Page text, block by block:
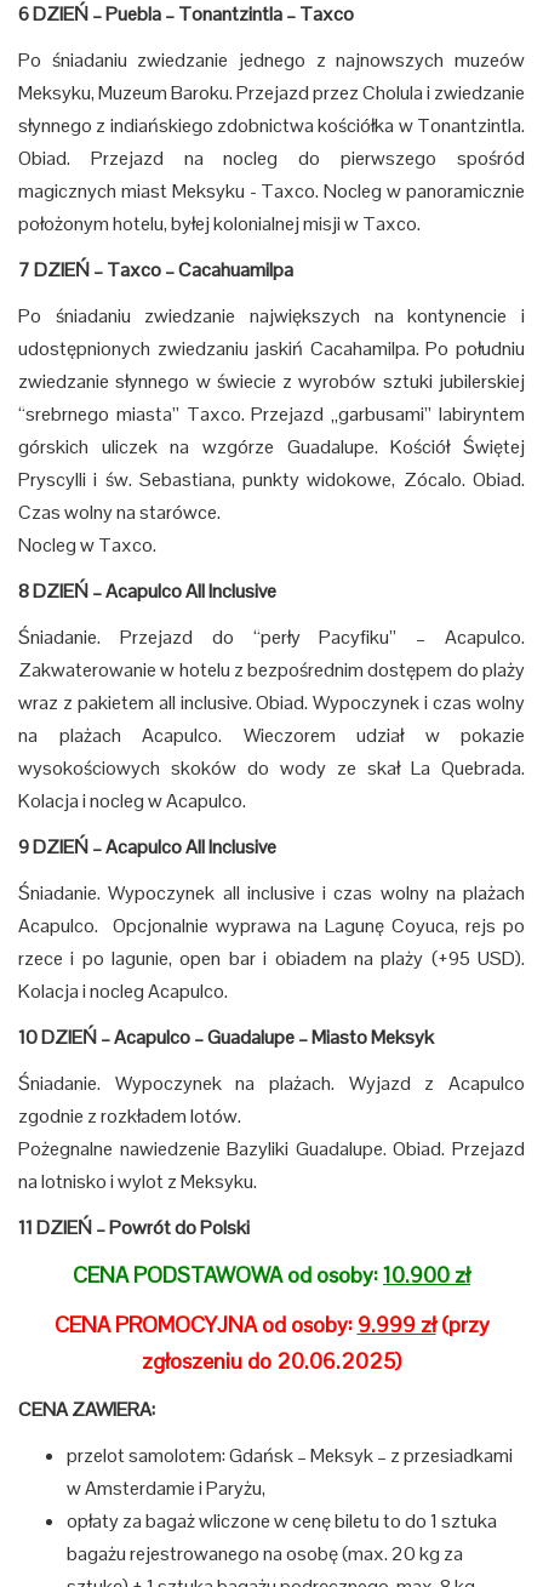
6 DZIEŃ – Puebla – Tonantzintla – Taxco
Po śniadaniu zwiedzanie jednego z najnowszych muzeów
Meksyku, Muzeum Baroku. Przejazd przez Cholula i zwiedzanie
słynnego z indiańskiego zdobnictwa kościółka w Tonantzintla.
Obiad. Przejazd na nocleg do pierwszego spośród
magicznych miast Meksyku - Taxco. Nocleg w panoramicznie
położonym hotelu, byłej kolonialnej misji w Taxco.
7 DZIEŃ – Taxco – Cacahuamilpa
Po śniadaniu zwiedzanie największych na kontynencie i
udostępnionych zwiedzaniu jaskiń Cacahamilpa. Po południu
zwiedzanie słynnego w świecie z wyrobów sztuki jubilerskiej
“srebrnego miasta” Taxco. Przejazd „garbusami” labiryntem
górskich uliczek na wzgórze Guadalupe. Kościół Świętej
Pryscylli i św. Sebastiana, punkty widokowe, Zócalo. Obiad.
Czas wolny na starówce.
Nocleg w Taxco.
8 DZIEŃ – Acapulco All Inclusive
Śniadanie. Przejazd do “perły Pacyfiku” – Acapulco.
Zakwaterowanie w hotelu z bezpośrednim dostępem do plaży
wraz z pakietem all inclusive. Obiad. Wypoczynek i czas wolny
na plażach Acapulco. Wieczorem udział w pokazie
wysokościowych skoków do wody ze skał La Quebrada.
Kolacja i nocleg w Acapulco.
9 DZIEŃ – Acapulco All Inclusive
Śniadanie. Wypoczynek all inclusive i czas wolny na plażach
Acapulco. Opcjonalnie wyprawa na Lagunę Coyuca, rejs po
rzece i po lagunie, open bar i obiadem na plaży (+95 USD).
Kolacja i nocleg Acapulco.
10 DZIEŃ – Acapulco – Guadalupe – Miasto Meksyk
Śniadanie. Wypoczynek na plażach. Wyjazd z Acapulco
zgodnie z rozkładem lotów.
Pożegnalne nawiedzenie Bazyliki Guadalupe. Obiad. Przejazd
na lotnisko i wylot z Meksyku.
11 DZIEŃ – Powrót do Polski
CENA PODSTAWOWA od osoby:10.900 zł
CENA PROMOCYJNA od osoby: 9.999 zł(przy
zgłoszeniu do 20.06.2025)
CENA ZAWIERA:
przelot samolotem: Gdańsk – Meksyk – z przesiadkami
w Amsterdamie i Paryżu,
opłaty za bagaż wliczone w cenę biletu to do 1 sztuka
bagażu rejestrowanego na osobę (max. 20 kg za